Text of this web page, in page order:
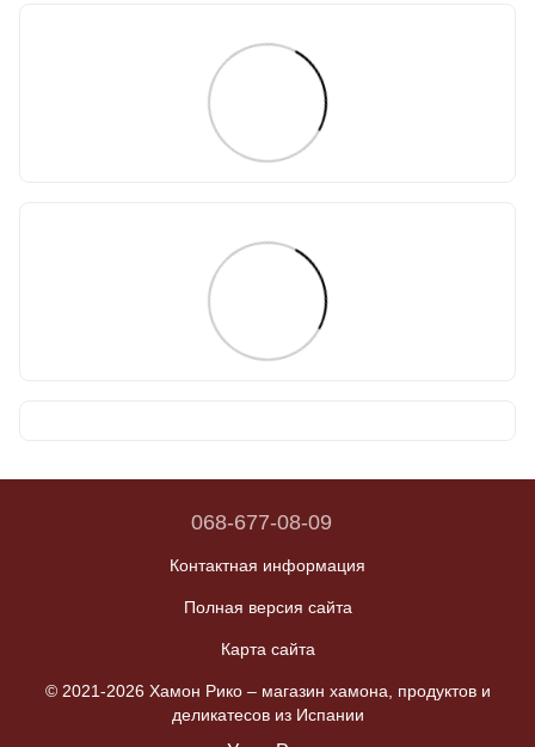
068-677-08-09
Контактная информация
Полная версия сайта
Карта сайта
© 2021-2026 Хамон Рико – магазин хамона, продуктов и
деликатесов из Испании